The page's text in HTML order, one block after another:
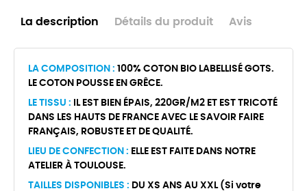
La description Détails du produit Avis
LA COMPOSITION : 100% COTON BIO LABELLISÉ GOTS.
LE COTON POUSSE EN GRÊCE.
LE TISSU : IL EST BIEN ÉPAIS, 220GR/M2 ET EST TRICOTÉ
DANS LES HAUTS DE FRANCE AVEC LE SAVOIR FAIRE
FRANÇAIS, ROBUSTE ET DE QUALITÉ.
LIEU DE CONFECTION : ELLE EST FAITE DANS NOTRE
ATELIER À TOULOUSE.
TAILLES DISPONIBLES : DU XS ANS AU XXL (Si votre